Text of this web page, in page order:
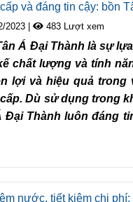
và đáng tin cậy: bồn
2023 483 Lượt xem
Á Đại Thành là sự
chất lượng và tính
lợi và hiệu quả trong
Dù sử dụng trong
Đại Thành luôn đáng
nước, tiết kiệm chi